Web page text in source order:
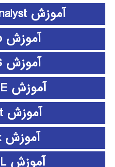
آموزش Frontier Analyst
آموزش github
آموزش HFSS
آموزش HSPICE
آموزش L-Edit
آموزش Latex
آموزش LISREL